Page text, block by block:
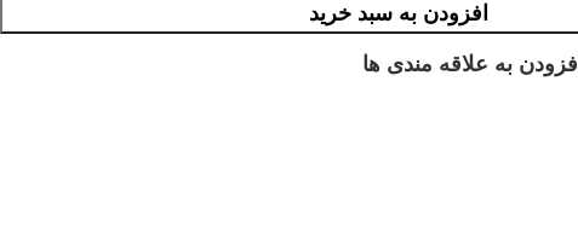
افزودن به سبد خرید
افزودن به علاقه مندی ها